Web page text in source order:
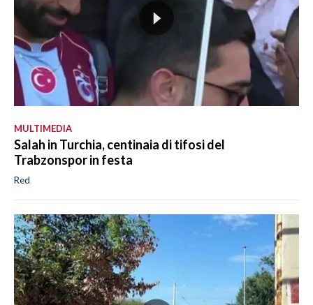
MULTIMEDIA
Salah in Turchia, centinaia di tifosi del
Trabzonspor in festa
Red